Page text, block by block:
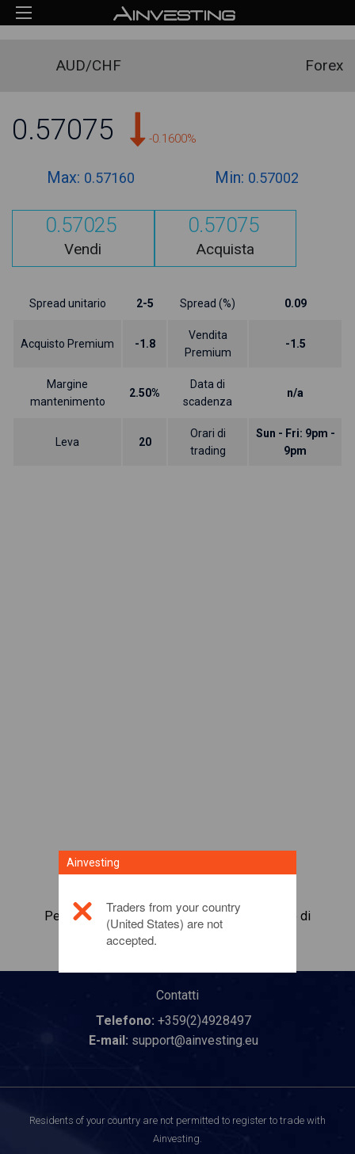
AUD/CHF Forex
0.57075 -0.1600%
Max: 0.57160 Min: 0.57002
0.57025
Vendi
0.57075
Acquista
Spread unitario 2-5 Spread (%) 0.09
Acquisto Premium -1.8
Vendita
Premium
-1.5
Margine
mantenimento
2.50%
Data di
scadenza
n/a
Leva 20
Orari di
trading
Sun - Fri: 9pm -
9pm
Per maggiori informazioni su questo prodotto di
investimento,fai clic qui
Contatti
Telefono: +359(2)4928497
E-mail: support@ainvesting.eu
Residents of your country are not permitted to register to trade with
Ainvesting.
Ainvesting
Traders from your country
(United States) are not
accepted.